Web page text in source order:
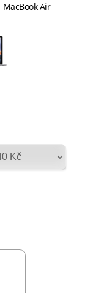
MacBook Air